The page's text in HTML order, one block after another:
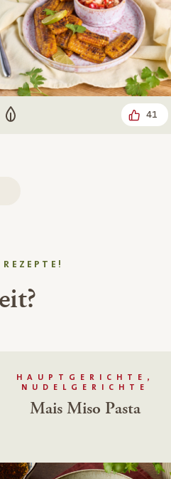
Vegetarisch 41
HAUPTGERICHTE,
NUDELGERICHTE
Mais Miso Pasta